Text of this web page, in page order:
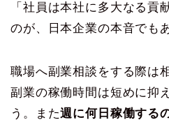
「社員は本社に多大なる貢
のが、日本企業の本音でも
職場へ副業相談をする際は
副業の稼働時間は短めに抑
う。また週に何日稼働する